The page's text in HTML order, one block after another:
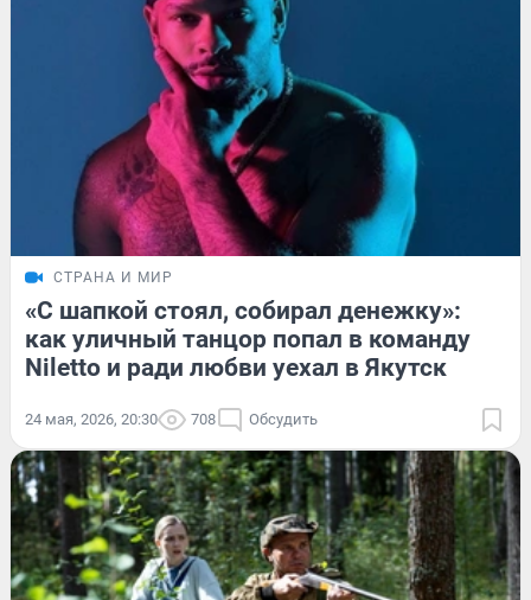
СТРАНА И МИР
«С шапкой стоял, собирал денежку»:
как уличный танцор попал в команду
Niletto и ради любви уехал в Якутск
24 мая, 2026, 20:30 708 Обсудить